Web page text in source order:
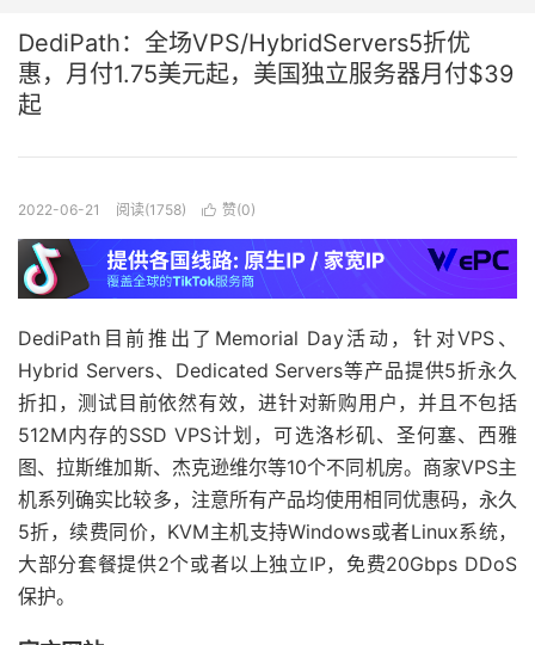
DediPath：全场VPS/HybridServers5折优
惠，月付1.75美元起，美国独立服务器月付$39
起
2022-06-21 阅读(1758)  赞(0)
DediPath目前推出了Memorial Day活动，针对VPS、
Hybrid Servers、Dedicated Servers等产品提供5折永久
折扣，测试目前依然有效，进针对新购用户，并且不包括
512M内存的SSD VPS计划，可选洛杉矶、圣何塞、西雅
图、拉斯维加斯、杰克逊维尔等10个不同机房。商家VPS主
机系列确实比较多，注意所有产品均使用相同优惠码，永久
5折，续费同价，KVM主机支持Windows或者Linux系统，
大部分套餐提供2个或者以上独立IP，免费20Gbps DDoS
保护。